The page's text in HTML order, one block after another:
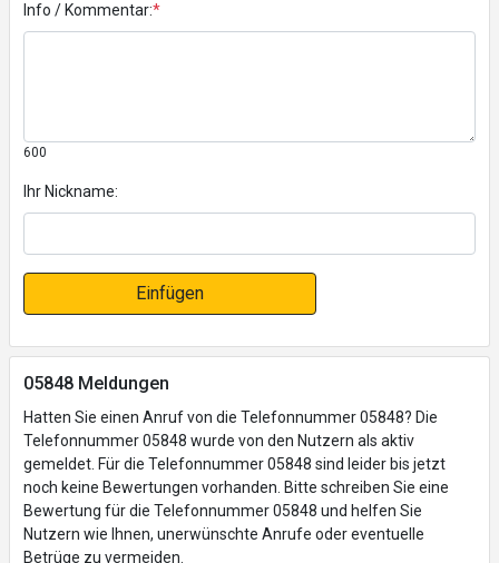
Info / Kommentar:*
600
Ihr Nickname:
Einfügen
05848 Meldungen
Hatten Sie einen Anruf von die Telefonnummer 05848? Die
Telefonnummer 05848 wurde von den Nutzern als aktiv
gemeldet. Für die Telefonnummer 05848 sind leider bis jetzt
noch keine Bewertungen vorhanden. Bitte schreiben Sie eine
Bewertung für die Telefonnummer 05848 und helfen Sie
Nutzern wie Ihnen, unerwünschte Anrufe oder eventuelle
Betrüge zu vermeiden.